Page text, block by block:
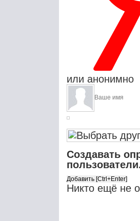
или анонимно
Создавать
Никто ещё не